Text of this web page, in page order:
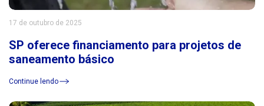
17 de outubro de 2025
SP oferece financiamento para projetos de
saneamento básico
Continue lendo